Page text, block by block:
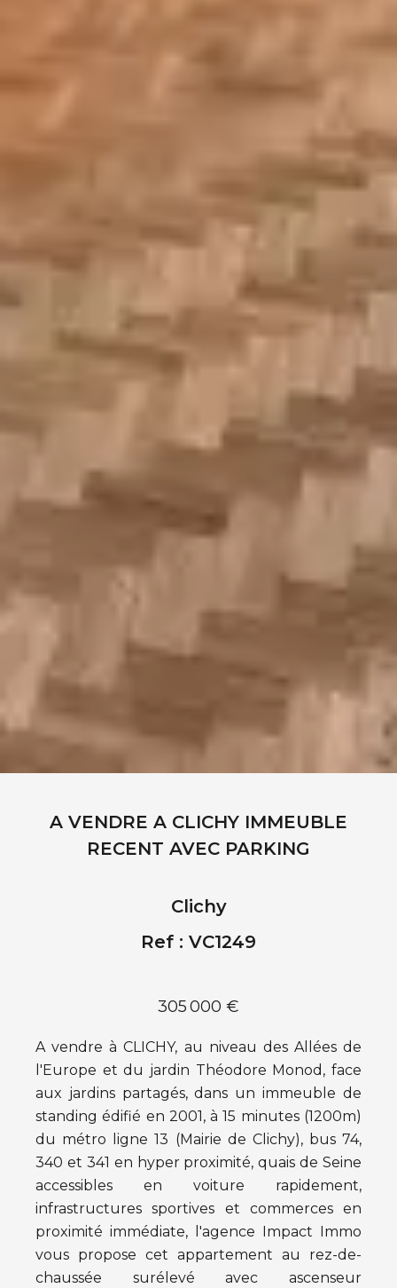
A VENDRE A CLICHY IMMEUBLE
RECENT AVEC PARKING
Clichy
Ref : VC1249
305 000 €
A vendre à CLICHY, au niveau des Allées de
l'Europe et du jardin Théodore Monod, face
aux jardins partagés, dans un immeuble de
standing édifié en 2001, à 15 minutes (1200m)
du métro ligne 13 (Mairie de Clichy), bus 74,
340 et 341 en hyper proximité, quais de Seine
accessibles en voiture rapidement,
infrastructures sportives et commerces en
proximité immédiate, l'agence Impact Immo
vous propose cet appartement au rez-de-
chaussée surélevé avec ascenseur